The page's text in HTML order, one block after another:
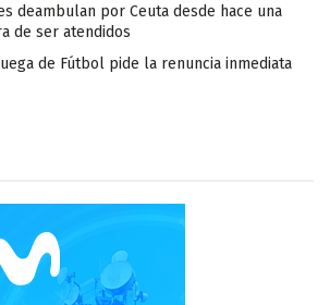
deambulan por Ceuta desde hace una
de ser atendidos
de Fútbol pide la renuncia inmediata